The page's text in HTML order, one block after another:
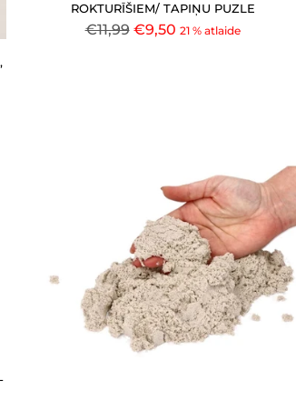
ROKTURĪŠIEM/ TAPIŅU PUZLE
Parastā
€11,99 €9,50 21 % atlaide